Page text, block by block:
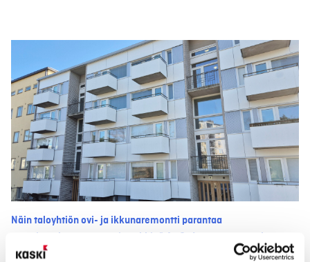
Näin taloyhtiön ovi- ja ikkunaremontti parantaa